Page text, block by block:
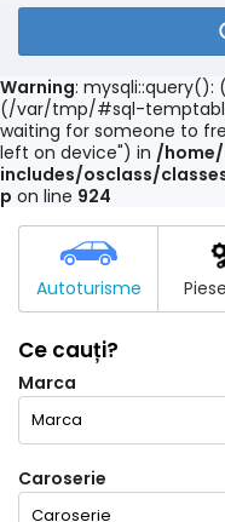
Warning: mysqli::query():
(/var/tmp/#sql-
waiting for someone to
left on device") in /
includes/osclass/
p on line 924
Autoturisme
Ce cauți?
Marca
Caroserie